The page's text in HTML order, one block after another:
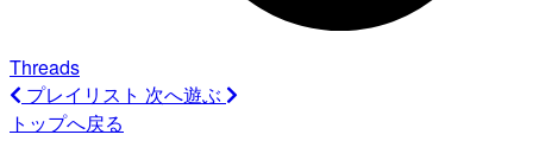
Threads
プレイリスト 次へ遊ぶ
トップへ戻る